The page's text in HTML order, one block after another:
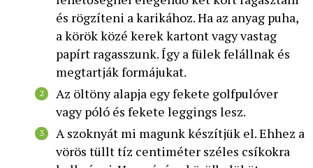
és rögzíteni a karikához. Ha az anyag puha,
a körök közé kerek kartont vagy vastag
papírt ragasszunk. Így a fülek felállnak és
megtartják formájukat.
Az öltöny alapja egy fekete golfpulóver
vagy póló és fekete leggings lesz.
A szoknyát mi magunk készítjük el. Ehhez a
vörös tüllt tíz centiméter széles csíkokra